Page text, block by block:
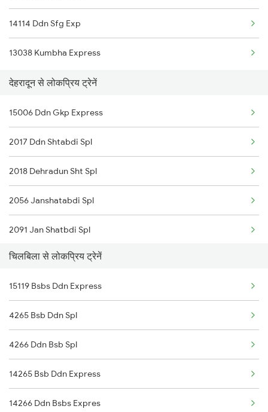
Dehradun to Dhanbad Trains
Dehradun to Dholpur Trains
14114 Ddn Sfg Exp
13038 Kumbha Express
देहरादून से लोकप्रिय ट्रेनें
15006 Ddn Gkp Express
2017 Ddn Shtabdi Spl
2018 Dehradun Sht Spl
2056 Janshatabdi Spl
2091 Jan Shatbdi Spl
2092 Doon Janstb Spl
2327 Hwh Ddn Spl
2328 Ddn Hwh Spl
2369 Hwh Ddn Spl
2370 Ddn Hwh Spl
2401 Kota Ddn Spl
चिलबिला से लोकप्रिय ट्रेनें
15119 Bsbs Ddn Express
4265 Bsb Ddn Spl
4266 Ddn Bsb Spl
14265 Bsb Ddn Express
14266 Ddn Bsbs Expres